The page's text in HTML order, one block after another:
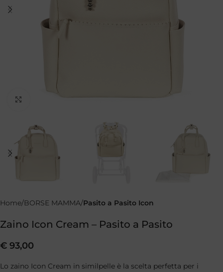
Clicca per ingrandire
Home BORSE MAMMA Pasito a Pasito Icon
Zaino Icon Cream – Pasito a Pasito
€ 93,00
Lo zaino Icon Cream in similpelle è la scelta perfetta per i